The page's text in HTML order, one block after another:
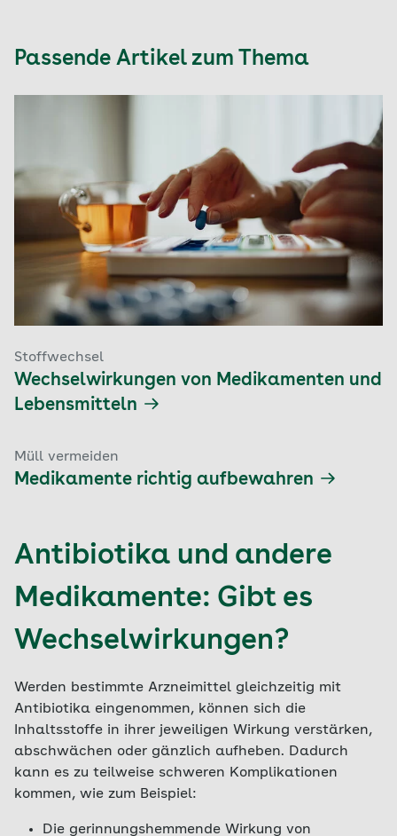
Passende Artikel zum Thema
Stoffwechsel
Wechselwirkungen von Medikamenten und
Lebensmitteln
Müll vermeiden
Medikamente richtig aufbewahren
Antibiotika und andere
Medikamente: Gibt es
Wechselwirkungen?
Werden bestimmte Arzneimittel gleichzeitig mit
Antibiotika eingenommen, können sich die
Inhaltsstoffe in ihrer jeweiligen Wirkung verstärken,
abschwächen oder gänzlich aufheben. Dadurch
kann es zu teilweise schweren Komplikationen
kommen, wie zum Beispiel:
Die gerinnungshemmende Wirkung von